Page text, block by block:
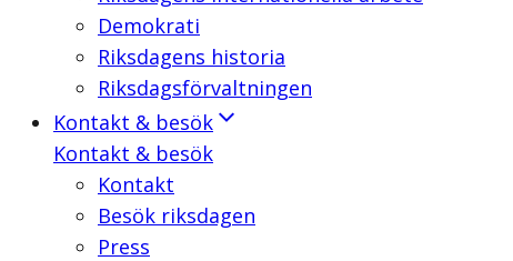
Demokrati
Riksdagens historia
Riksdagsförvaltningen
Kontakt & besök
Kontakt & besök
Kontakt
Besök riksdagen
Press